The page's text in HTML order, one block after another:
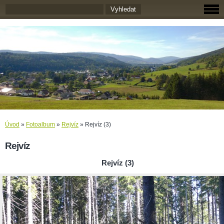
Úvod » Fotoalbum » Rejvíz » Rejvíz (3)
Rejvíz
Rejvíz (3)